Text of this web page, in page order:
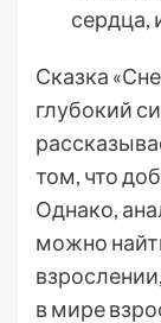
сердца,
Сказка
глубокий
том, что
Однако,
можно
в мире